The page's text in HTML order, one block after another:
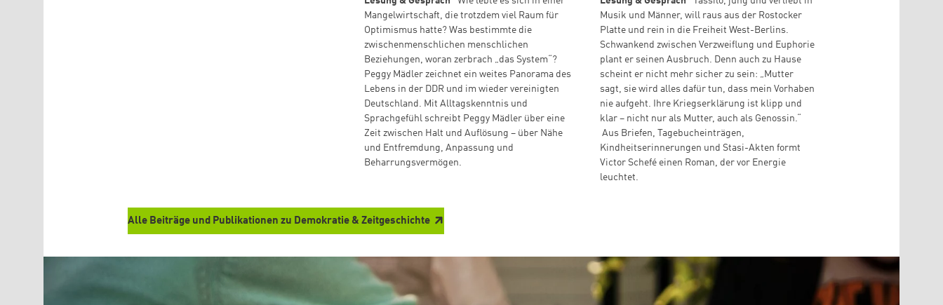
Mangelwirtschaft, die trotzdem viel Raum für
Optimismus hatte? Was bestimmte die
zwischenmenschlichen menschlichen
Beziehungen, woran zerbrach „das System“?
Peggy Mädler zeichnet ein weites Panorama des
Lebens in der DDR und im wieder vereinigten
Deutschland. Mit Alltagskenntnis und
Sprachgefühl schreibt Peggy Mädler über eine
Zeit zwischen Halt und Auflösung – über Nähe
und Entfremdung, Anpassung und
Beharrungsvermögen.
Musik und Männer, will raus aus der Rostocker
Platte und rein in die Freiheit West-Berlins.
Schwankend zwischen Verzweiflung und Euphorie
plant er seinen Ausbruch. Denn auch zu Hause
scheint er nicht mehr sicher zu sein: „Mutter
sagt, sie wird alles dafür tun, dass mein Vorhaben
nie aufgeht. Ihre Kriegserklärung ist klipp und
klar – nicht nur als Mutter, auch als Genossin.“
Aus Briefen, Tagebucheinträgen,
Kindheitserinnerungen und Stasi-Akten formt
Victor Schefé einen Roman, der vor Energie
leuchtet.
Alle Beiträge und Publikationen zu Demokratie & Zeitgeschichte